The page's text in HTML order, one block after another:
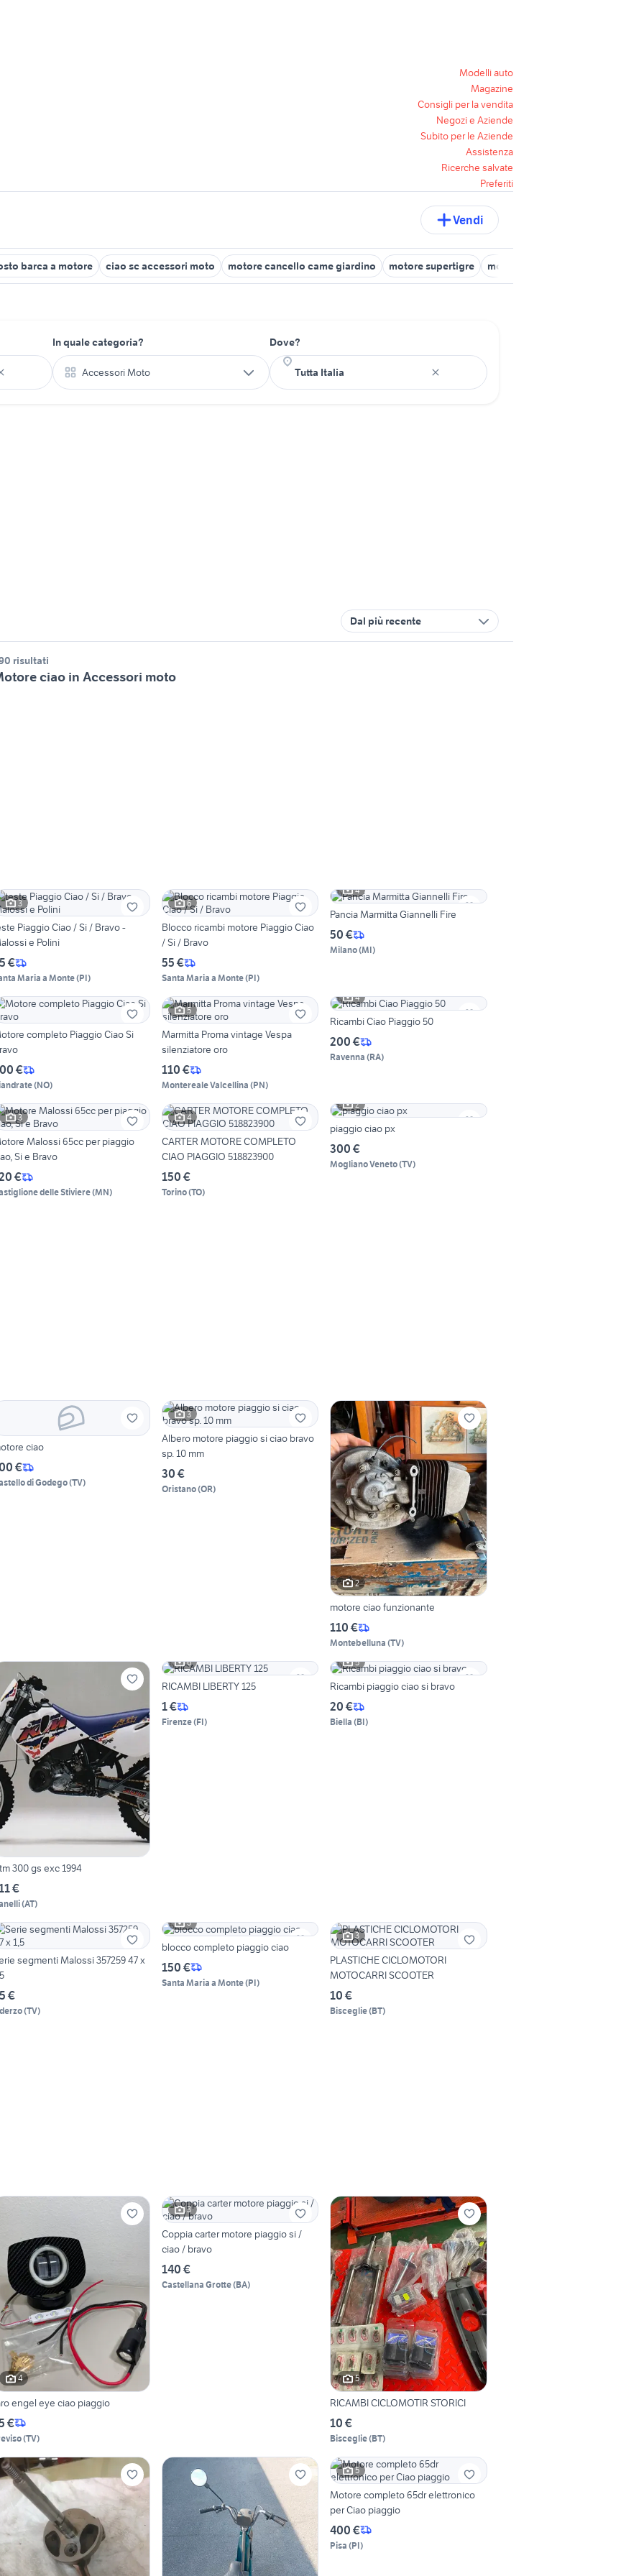
Modelli auto
Magazine
Consigli per la vendita
Negozi e Aziende
Subito per le Aziende
Assistenza
Ricerche salvate
Preferiti
Vendi
barca a motore ciao sc accessori moto motore cancello came giardino motore supertigre motor e co
In quale categoria?
Accessori Moto
Dove?
Dal più recente
risultati
ciao in Accessori moto
3
Piaggio Ciao / Si / Bravo -
e Polini
€
Maria a Monte(PI)
6
Blocco ricambi motore Piaggio Ciao
/ Si / Bravo
55 €
Santa Maria a Monte(PI)
4
Pancia Marmitta Giannelli Fire
50 €
Milano(MI)
completo Piaggio Ciao Si
€
(NO)
5
Marmitta Proma vintage Vespa
silenziatore oro
110 €
Montereale Valcellina (PN)
4
Ricambi Ciao Piaggio 50
200 €
Ravenna (RA)
3
Malossi 65cc per piaggio
Si e Bravo
€
delle Stiviere(MN)
4
CARTER MOTORE COMPLETO
CIAO PIAGGIO 518823900
150 €
Torino(TO)
2
piaggio ciao px
300 €
Mogliano Veneto(TV)
ciao
€
di Godego(TV)
3
Albero motore piaggio si ciao bravo
sp. 10 mm
30 €
Oristano(OR)
2
motore ciao funzionante
110 €
Montebelluna (TV)
300 gs exc 1994
€
(AT)
6
RICAMBI LIBERTY 125
1 €
Firenze(FI)
5
Ricambi piaggio ciao si bravo
20 €
Biella (BI)
segmenti Malossi 357259 47 x
€
(TV)
3
blocco completo piaggio ciao
150 €
Santa Maria a Monte(PI)
3
PLASTICHE CICLOMOTORI
MOTOCARRI SCOOTER
10 €
Bisceglie(BT)
4
engel eye ciao piaggio
€
(TV)
3
Coppia carter motore piaggio si /
ciao / bravo
140 €
Castellana Grotte(BA)
5
RICAMBI CICLOMOTIR STORICI
10 €
Bisceglie(BT)
5
Motore completo 65dr elettronico
per Ciao piaggio
400 €
Pisa (PI)